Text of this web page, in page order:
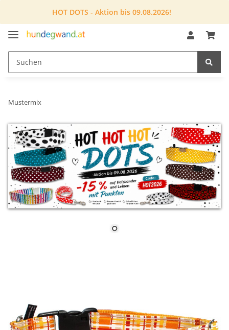
HOT DOTS - Aktion bis 09.08.2026!
Mustermix